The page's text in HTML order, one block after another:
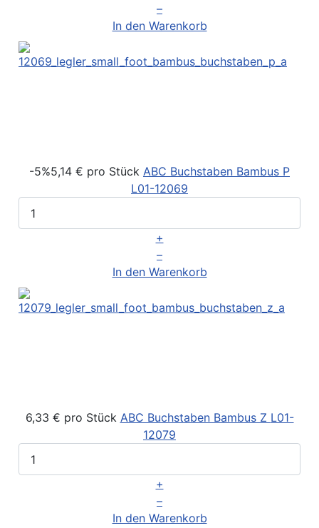
–
In den Warenkorb
-5%5,14 € pro Stück ABC Buchstaben Bambus P
L01-12069
+
–
In den Warenkorb
6,33 € pro Stück ABC Buchstaben Bambus Z L01-
12079
+
–
In den Warenkorb